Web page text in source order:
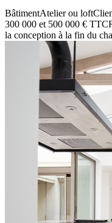
BâtimentAtelier ou loft
300 000 et 500 000 € TTC
la conception à la fin du